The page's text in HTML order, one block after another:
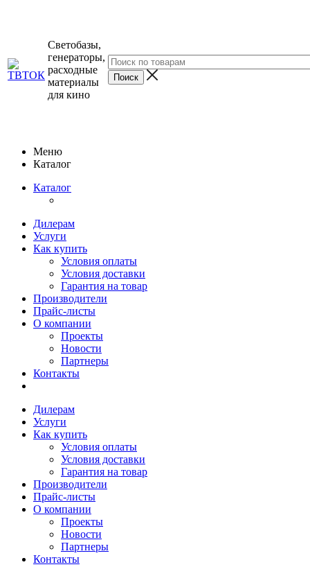
Светобазы,
генераторы,
расходные
материалы
для кино
Меню
Каталог
Каталог
Дилерам
Услуги
Как купить
Условия оплаты
Условия доставки
Гарантия на товар
Производители
Прайс-листы
О компании
Проекты
Новости
Партнеры
Контакты
Дилерам
Услуги
Как купить
Условия оплаты
Условия доставки
Гарантия на товар
Производители
Прайс-листы
О компании
Проекты
Новости
Партнеры
Контакты